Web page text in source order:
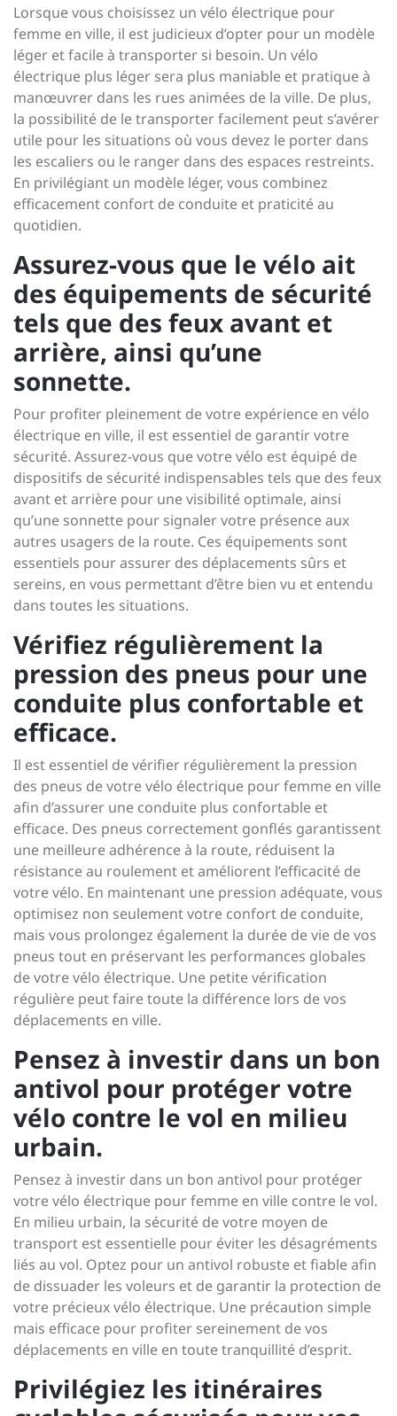
Lorsque vous choisissez un vélo électrique pour
femme en ville, il est judicieux d’opter pour un modèle
léger et facile à transporter si besoin. Un vélo
électrique plus léger sera plus maniable et pratique à
manœuvrer dans les rues animées de la ville. De plus,
la possibilité de le transporter facilement peut s’avérer
utile pour les situations où vous devez le porter dans
les escaliers ou le ranger dans des espaces restreints.
En privilégiant un modèle léger, vous combinez
efficacement confort de conduite et praticité au
quotidien.
Assurez-vous que le vélo ait
des équipements de sécurité
tels que des feux avant et
arrière, ainsi qu’une
sonnette.
Pour profiter pleinement de votre expérience en vélo
électrique en ville, il est essentiel de garantir votre
sécurité. Assurez-vous que votre vélo est équipé de
dispositifs de sécurité indispensables tels que des feux
avant et arrière pour une visibilité optimale, ainsi
qu’une sonnette pour signaler votre présence aux
autres usagers de la route. Ces équipements sont
essentiels pour assurer des déplacements sûrs et
sereins, en vous permettant d’être bien vu et entendu
dans toutes les situations.
Vérifiez régulièrement la
pression des pneus pour une
conduite plus confortable et
efficace.
Il est essentiel de vérifier régulièrement la pression
des pneus de votre vélo électrique pour femme en ville
afin d’assurer une conduite plus confortable et
efficace. Des pneus correctement gonflés garantissent
une meilleure adhérence à la route, réduisent la
résistance au roulement et améliorent l’efficacité de
votre vélo. En maintenant une pression adéquate, vous
optimisez non seulement votre confort de conduite,
mais vous prolongez également la durée de vie de vos
pneus tout en préservant les performances globales
de votre vélo électrique. Une petite vérification
régulière peut faire toute la différence lors de vos
déplacements en ville.
Pensez à investir dans un bon
antivol pour protéger votre
vélo contre le vol en milieu
urbain.
Pensez à investir dans un bon antivol pour protéger
votre vélo électrique pour femme en ville contre le vol.
En milieu urbain, la sécurité de votre moyen de
transport est essentielle pour éviter les désagréments
liés au vol. Optez pour un antivol robuste et fiable afin
de dissuader les voleurs et de garantir la protection de
votre précieux vélo électrique. Une précaution simple
mais efficace pour profiter sereinement de vos
déplacements en ville en toute tranquillité d’esprit.
Privilégiez les itinéraires